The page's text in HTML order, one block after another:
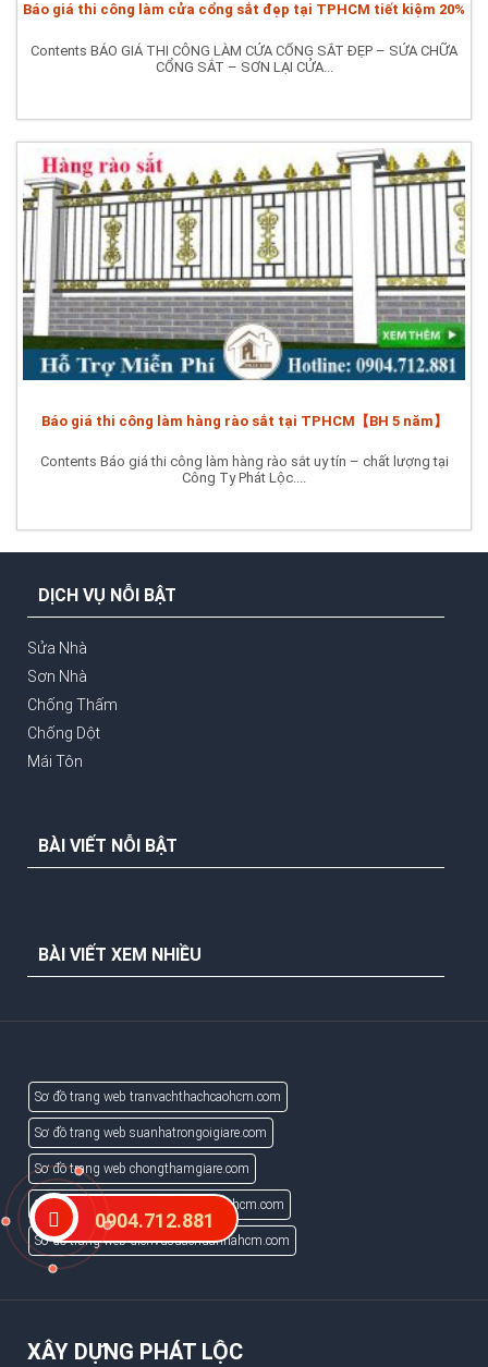
Báo giá thi công làm cửa cổng sắt đẹp tại TPHCM tiết kiệm 20%
Contents BÁO GIÁ THI CÔNG LÀM CỬA CỔNG SẮT ĐẸP – SỬA CHỮA
CỔNG SẮT – SƠN LẠI CỬA...
Báo giá thi công làm hàng rào sắt tại TPHCM【BH 5 năm】
Contents Báo giá thi công làm hàng rào sắt uy tín – chất lượng tại
Công Ty Phát Lộc....
DỊCH VỤ NỖI BẬT
Sửa Nhà
Sơn Nhà
Chống Thấm
Chống Dột
Mái Tôn
BÀI VIẾT NỖI BẬT
BÀI VIẾT XEM NHIỀU
Sơ đồ trang web tranvachthachcaohcm.com
Sơ đồ trang web suanhatrongoigiare.com
Sơ đồ trang web chongthamgiare.com
Sơ đồ trang web suachuanhaotaitphcm.com
Sơ đồ trang web dichvusuachuanhahcm.com
XÂY DỰNG PHÁT LỘC
0904.712.881